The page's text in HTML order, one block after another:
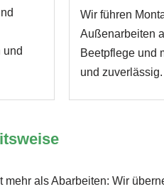
und
Wir führen
Außenarbeiten
Beetpflege und
und zuverlässig.
mehr als Abarbeiten: Wir